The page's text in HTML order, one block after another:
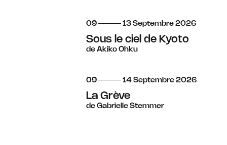
du
09 au
13 septembre
Septembre 2026
Sous le ciel de Kyoto
de Akiko Ohku
du
09 au
14 septembre
Septembre 2026
La Grève
de Gabrielle Stemmer